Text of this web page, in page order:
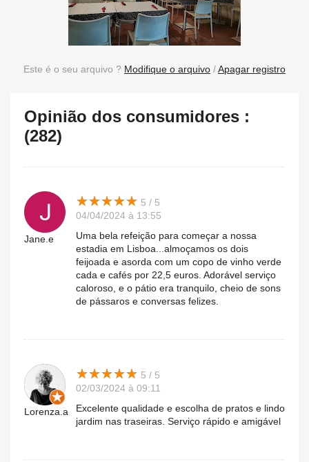
Este é o seu arquivo ? Modifique o arquivo /Apagar registro
Opinião dos consumidores :
(282)
Jane.e
★★★★★
★★★★★ 5 / 5
04/04/2024 à 13:55
Uma bela refeição para começar a nossa
estadia em Lisboa...almoçamos os dois
feijoada e asorda com um copo de vinho verde
cada e cafés por 22,5 euros. Adorável serviço
caloroso, e o pátio era tranquilo, cheio de sons
de pássaros e conversas felizes.
Lorenza.a
★★★★★
★★★★★ 5 / 5
02/03/2024 à 09:11
Excelente qualidade e escolha de pratos e lindo
jardim nas traseiras. Serviço rápido e amigável